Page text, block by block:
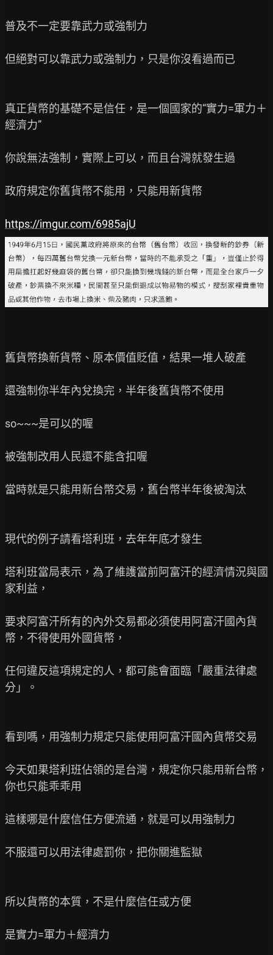
普及不一定要靠武力或強制力
但絕對可以靠武力或強制力，只是你沒看過而已
真正貨幣的基礎不是信任，是一個國家的“實力=軍力＋
經濟力”
你說無法強制，實際上可以，而且台灣就發生過
政府規定你舊貨幣不能用，只能用新貨幣
https://imgur.com/6985ajU
舊貨幣換新貨幣、原本價值貶值，結果一堆人破產
還強制你半年內兌換完，半年後舊貨幣不使用
so~~~是可以的喔
被強制改用人民還不能含扣喔
當時就是只能用新台幣交易，舊台幣半年後被淘汰
現代的例子請看塔利班，去年年底才發生
塔利班當局表示，為了維護當前阿富汗的經濟情況與國
家利益，
要求阿富汗所有的內外交易都必須使用阿富汗國內貨
幣，不得使用外國貨幣，
任何違反這項規定的人，都可能會面臨「嚴重法律處
分」。
看到嗎，用強制力規定只能使用阿富汗國內貨幣交易
今天如果塔利班佔領的是台灣，規定你只能用新台幣，
你也只能乖乖用
這樣哪是什麼信任方便流通，就是可以用強制力
不服還可以用法律處罰你，把你關進監獄
所以貨幣的本質，不是什麼信任或方便
是實力=軍力＋經濟力